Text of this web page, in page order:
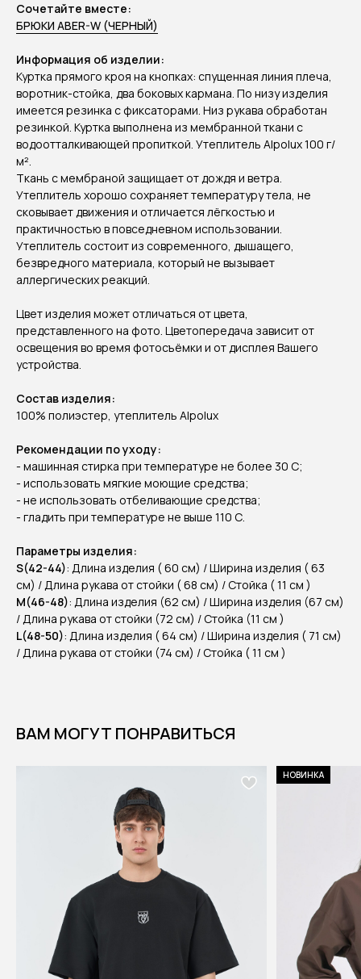
Сочетайте вместе:
БРЮКИ ABER-W (ЧЕРНЫЙ)
Информация об изделии:
Куртка прямого кроя на кнопках: спущенная линия плеча,
воротник-стойка, два боковых кармана. По низу изделия
имеется резинка с фиксаторами. Низ рукава обработан
резинкой. Куртка выполнена из мембранной ткани с
водоотталкивающей пропиткой. Утеплитель Alpolux 100 г/
м².
Ткань с мембраной защищает от дождя и ветра.
Утеплитель хорошо сохраняет температуру тела, не
сковывает движения и отличается лёгкостью и
практичностью в повседневном использовании.
Утеплитель состоит из современного, дышащего,
безвредного материала, который не вызывает
аллергических реакций.
Цвет изделия может отличаться от цвета,
представленного на фото. Цветопередача зависит от
освещения во время фотосъёмки и от дисплея Вашего
устройства.
Состав изделия:
100% полиэстер, утеплитель Alpolux
Рекомендации по уходу:
- машинная стирка при температуре не более 30 C;
- использовать мягкие моющие средства;
- не использовать отбеливающие средства;
- гладить при температуре не выше 110 С.
Параметры изделия:
S(42-44): Длина изделия ( 60 см) / Ширина изделия ( 63
см) / Длина рукава от стойки ( 68 см) / Стойка ( 11 см )
М(46-48): Длина изделия (62 см) / Ширина изделия (67 см)
/ Длина рукава от стойки (72 см) / Стойка (11 см )
L(48-50): Длина изделия ( 64 см) / Ширина изделия ( 71 см)
/ Длина рукава от стойки (74 см) / Стойка ( 11 см )
ВАМ МОГУТ ПОНРАВИТЬСЯ
НОВИНКА